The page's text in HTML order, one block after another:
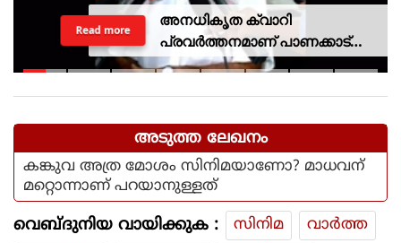
അനധികൃത ക്വാറി
പ്രവര്‍ത്തനമാണ് പാണക്കാട്
ഉരുള്‍പൊട്ടലിന്
Read more
അടുത്ത ലേഖനം
കങ്കുവ അത്ര മോശം സിനിമയാണോ? മാധവന്
മറ്റൊന്നാണ് പറയാനുള്ളത്
വെബ്ദുനിയ വായിക്കുക : സിനിമ
വാര്‍ത്ത